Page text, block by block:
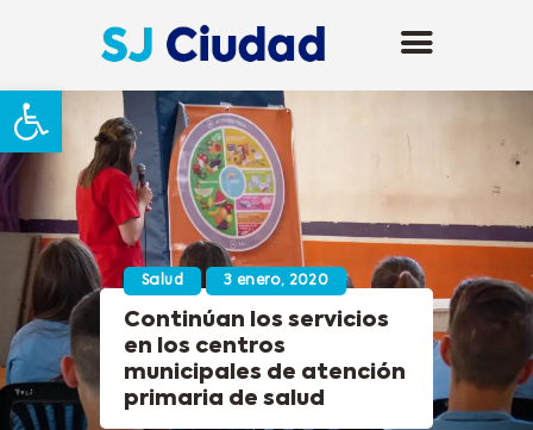
Abrir barra de herramientas
Salud 3 enero, 2020
Continúan los servicios
en los centros
municipales de atención
primaria de salud